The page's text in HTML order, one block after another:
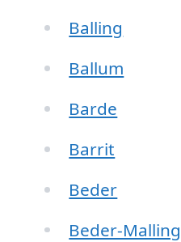
Balling
Ballum
Barde
Barrit
Beder
Beder-Malling